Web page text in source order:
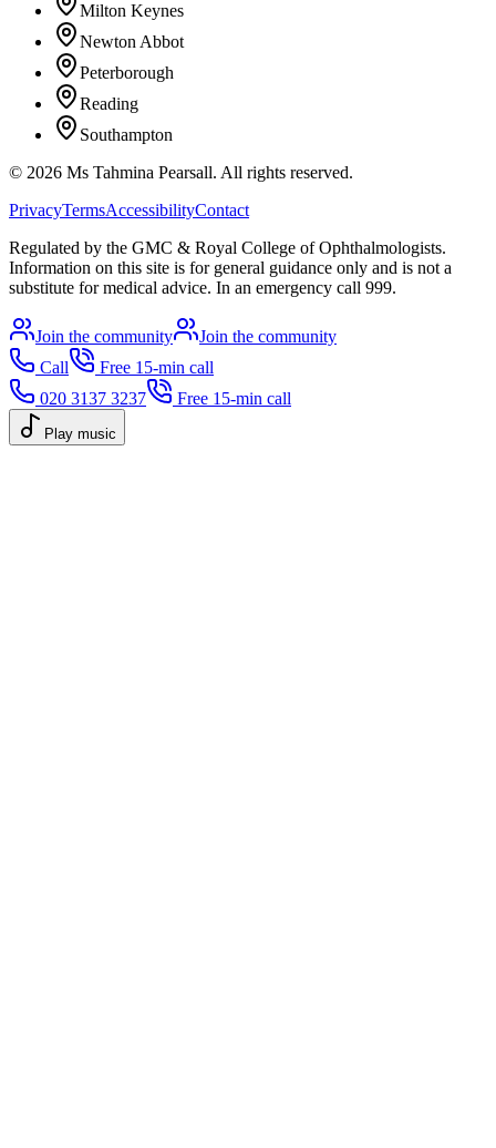
Milton Keynes
Newton Abbot
Peterborough
Reading
Southampton
© 2026 Ms Tahmina Pearsall. All rights reserved.
PrivacyTermsAccessibilityContact
Regulated by the GMC & Royal College of Ophthalmologists.
Information on this site is for general guidance only and is not a
substitute for medical advice. In an emergency call 999.
Join the community
Join the community
Call
Free 15-min call
020 3137 3237
Free 15-min call
Play music